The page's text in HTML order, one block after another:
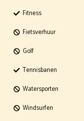
Fitness
Fietsverhuur
Golf
Tennisbanen
Watersporten
Windsurfen